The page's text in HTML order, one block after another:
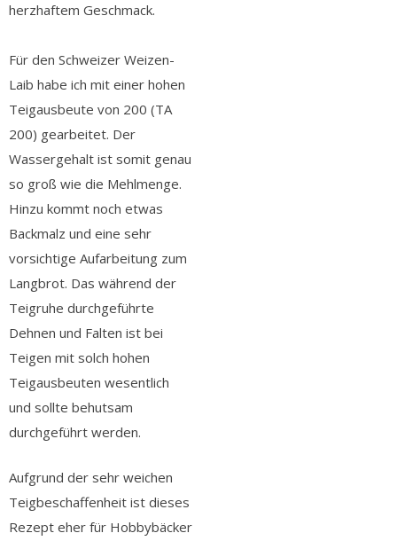
herzhaftem Geschmack.
Für den Schweizer Weizen-
Laib habe ich mit einer hohen
Teigausbeute von 200 (TA
200) gearbeitet. Der
Wassergehalt ist somit genau
so groß wie die Mehlmenge.
Hinzu kommt noch etwas
Backmalz und eine sehr
vorsichtige Aufarbeitung zum
Langbrot. Das während der
Teigruhe durchgeführte
Dehnen und Falten ist bei
Teigen mit solch hohen
Teigausbeuten wesentlich
und sollte behutsam
durchgeführt werden.
Aufgrund der sehr weichen
Teigbeschaffenheit ist dieses
Rezept eher für Hobbybäcker